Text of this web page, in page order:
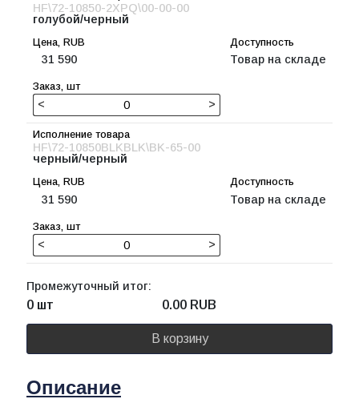
HF\72-10850-2XPQ\00-00-00
голубой/черный
31 590 Товар на складе
< >
HF\72-10850BLKBLK\BK-65-00
черный/черный
31 590 Товар на складе
< >
Промежуточный итог:
0 шт 0.00 RUB
В корзину
Описание